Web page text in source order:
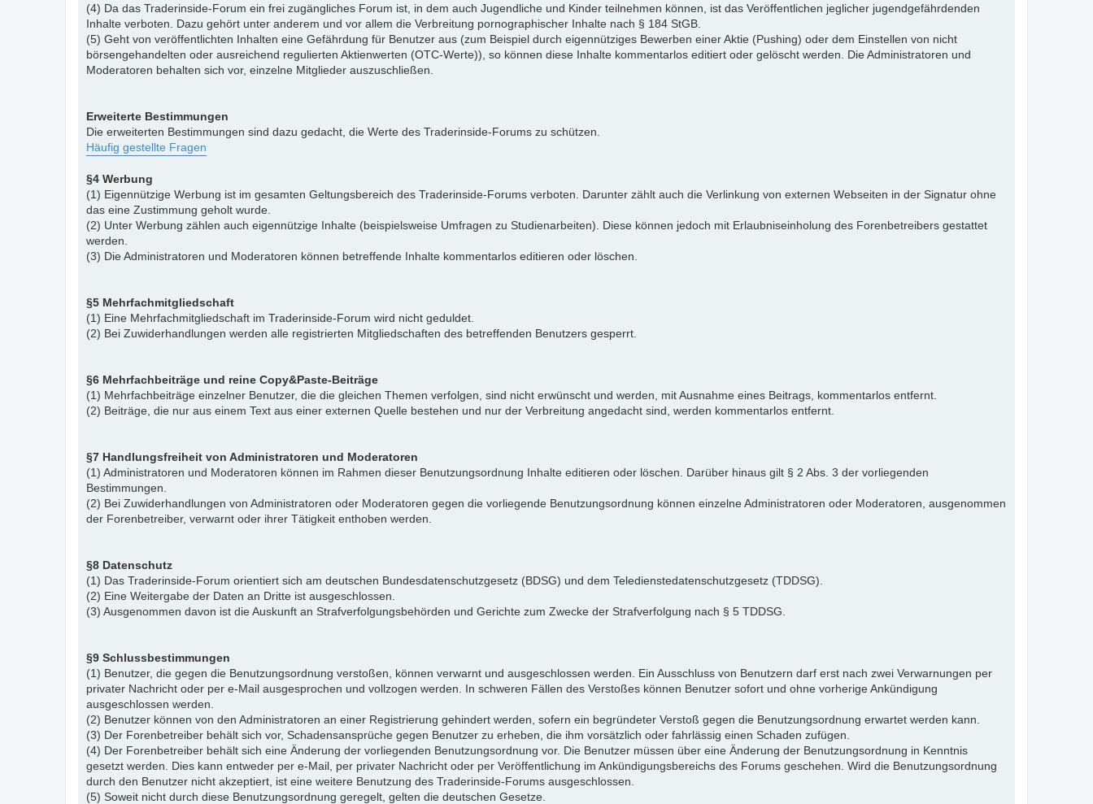
(4) Da das Traderinside-Forum ein frei zugängliches Forum ist, in dem auch Jugendliche und Kinder teilnehmen können, ist das Veröffentlichen jeglicher jugendgefährdenden
Inhalte verboten. Dazu gehört unter anderem und vor allem die Verbreitung pornographischer Inhalte nach § 184 StGB.
(5) Geht von veröffentlichten Inhalten eine Gefährdung für Benutzer aus (zum Beispiel durch eigennütziges Bewerben einer Aktie (Pushing) oder dem Einstellen von nicht
börsengehandelten oder ausreichend regulierten Aktienwerten (OTC-Werte)), so können diese Inhalte kommentarlos editiert oder gelöscht werden. Die Administratoren und
Moderatoren behalten sich vor, einzelne Mitglieder auszuschließen.
Erweiterte Bestimmungen
Die erweiterten Bestimmungen sind dazu gedacht, die Werte des Traderinside-Forums zu schützen.
Häufig gestellte Fragen
§4 Werbung
(1) Eigennützige Werbung ist im gesamten Geltungsbereich des Traderinside-Forums verboten. Darunter zählt auch die Verlinkung von externen Webseiten in der Signatur ohne
das eine Zustimmung geholt wurde.
(2) Unter Werbung zählen auch eigennützige Inhalte (beispielsweise Umfragen zu Studienarbeiten). Diese können jedoch mit Erlaubniseinholung des Forenbetreibers gestattet
werden.
(3) Die Administratoren und Moderatoren können betreffende Inhalte kommentarlos editieren oder löschen.
§5 Mehrfachmitgliedschaft
(1) Eine Mehrfachmitgliedschaft im Traderinside-Forum wird nicht geduldet.
(2) Bei Zuwiderhandlungen werden alle registrierten Mitgliedschaften des betreffenden Benutzers gesperrt.
§6 Mehrfachbeiträge und reine Copy&Paste-Beiträge
(1) Mehrfachbeiträge einzelner Benutzer, die die gleichen Themen verfolgen, sind nicht erwünscht und werden, mit Ausnahme eines Beitrags, kommentarlos entfernt.
(2) Beiträge, die nur aus einem Text aus einer externen Quelle bestehen und nur der Verbreitung angedacht sind, werden kommentarlos entfernt.
§7 Handlungsfreiheit von Administratoren und Moderatoren
(1) Administratoren und Moderatoren können im Rahmen dieser Benutzungsordnung Inhalte editieren oder löschen. Darüber hinaus gilt § 2 Abs. 3 der vorliegenden
Bestimmungen.
(2) Bei Zuwiderhandlungen von Administratoren oder Moderatoren gegen die vorliegende Benutzungsordnung können einzelne Administratoren oder Moderatoren, ausgenommen
der Forenbetreiber, verwarnt oder ihrer Tätigkeit enthoben werden.
§8 Datenschutz
(1) Das Traderinside-Forum orientiert sich am deutschen Bundesdatenschutzgesetz (BDSG) und dem Teledienstedatenschutzgesetz (TDDSG).
(2) Eine Weitergabe der Daten an Dritte ist ausgeschlossen.
(3) Ausgenommen davon ist die Auskunft an Strafverfolgungsbehörden und Gerichte zum Zwecke der Strafverfolgung nach § 5 TDDSG.
§9 Schlussbestimmungen
(1) Benutzer, die gegen die Benutzungsordnung verstoßen, können verwarnt und ausgeschlossen werden. Ein Ausschluss von Benutzern darf erst nach zwei Verwarnungen per
privater Nachricht oder per e-Mail ausgesprochen und vollzogen werden. In schweren Fällen des Verstoßes können Benutzer sofort und ohne vorherige Ankündigung
ausgeschlossen werden.
(2) Benutzer können von den Administratoren an einer Registrierung gehindert werden, sofern ein begründeter Verstoß gegen die Benutzungsordnung erwartet werden kann.
(3) Der Forenbetreiber behält sich vor, Schadensansprüche gegen Benutzer zu erheben, die ihm vorsätzlich oder fahrlässig einen Schaden zufügen.
(4) Der Forenbetreiber behält sich eine Änderung der vorliegenden Benutzungsordnung vor. Die Benutzer müssen über eine Änderung der Benutzungsordnung in Kenntnis
gesetzt werden. Dies kann entweder per e-Mail, per privater Nachricht oder per Veröffentlichung im Ankündigungsbereichs des Forums geschehen. Wird die Benutzungsordnung
durch den Benutzer nicht akzeptiert, ist eine weitere Benutzung des Traderinside-Forums ausgeschlossen.
(5) Soweit nicht durch diese Benutzungsordnung geregelt, gelten die deutschen Gesetze.